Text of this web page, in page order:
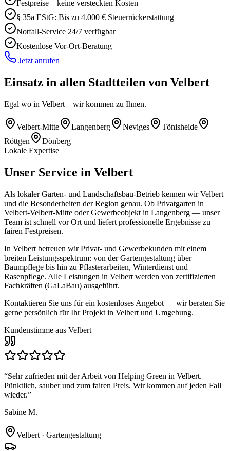
Festpreise – keine versteckten Kosten
§ 35a EStG: Bis zu 4.000 € Steuerrückerstattung
Notfall-Service 24/7 verfügbar
Kostenlose Vor-Ort-Beratung
Jetzt anrufen
Einsatz in allen Stadtteilen von Velbert
Egal wo in Velbert – wir kommen zu Ihnen.
Velbert-Mitte Langenberg Neviges
Tönisheide
Röttgen
Dönberg
Lokale Expertise
Unser Service in Velbert
Als lokaler Garten- und Landschaftsbau-Betrieb kennen wirVelbert
und die Besonderheiten der Region genau. Ob Privatgarten in
Velbert-Velbert-Mitte oder Gewerbeobjekt in Langenberg — unser
Team ist schnell vor Ort und liefert professionelle Ergebnisse zu
fairen Festpreisen.
In Velbert betreuen wir Privat- und Gewerbekunden mit einem
breiten Leistungsspektrum: von der Gartengestaltung über
Baumpflege bis hin zu Pflasterarbeiten, Winterdienst und
Rasenpflege. Alle Leistungen in Velbert werden von zertifizierten
Fachkräften (GaLaBau) ausgeführt.
Kontaktieren Sie uns für ein kostenloses Angebot — wir beraten Sie
gerne persönlich für Ihr Projekt in Velbert und Umgebung.
Kundenstimme aus Velbert
“Sehr zufrieden mit der Arbeit von Helping Green in Velbert.
Pünktlich, sauber und zum fairen Preis. Wir kommen auf jeden Fall
wieder.”
Sabine M.
Velbert · Gartengestaltung